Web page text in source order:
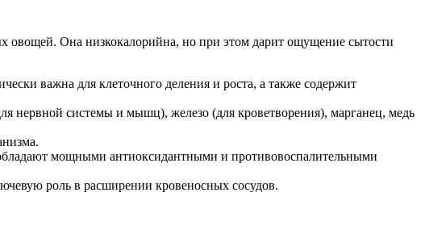
овощей. Она низкокалорийна, но при этом дарит ощущение сытости
важна для клеточного деления и роста, а также содержит
нервной системы и мышц), железо (для кроветворения), марганец, медь
мощными антиоксидантными и противовоспалительными
роль в расширении кровеносных сосудов.